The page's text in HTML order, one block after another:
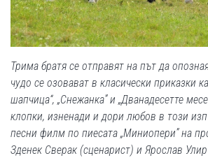
Трима братя се отправят на път да
чудо се озовават в класически приказки
шапчица“, „Снежанка” и „Дванадесетте
клопки, изненади и дори любов в този
песни филм по пиесата „Миниопери”на
Зденек Сверак (сценарист) и Ярослав